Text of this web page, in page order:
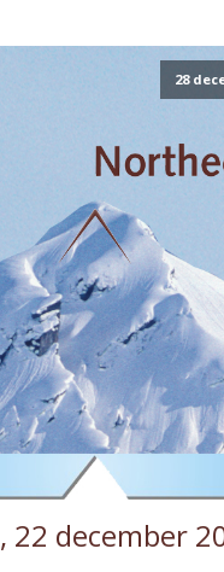
28
22 december